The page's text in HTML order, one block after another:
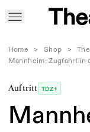
Home > Shop >
Mannheim: Zugfahrt in
Auftritt TDZ+